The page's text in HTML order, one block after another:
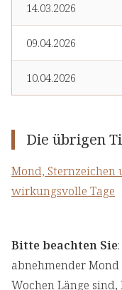
14.03.2026
09.04.2026
10.04.2026
Die übrigen
Mond, Sternzeichen
wirkungsvolle Tage
Bitte beachten Sie
abnehmender
Wochen Länge